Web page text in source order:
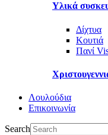
Υλικά
Δίχτυα
Κουτιά
Πανί
Λουλούδια
Επικοινωνία
Search